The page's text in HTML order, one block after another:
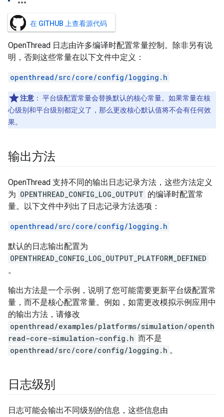
在 GITHUB 上查看源代码
OpenThread 日志由许多编译时配置常量控制。除非另有说
明，否则这些常量在以下文件中定义：
openthread/src/core/config/logging.h
注意 ： 平台级配置常量会替换默认的核心常量。如果常量在核
心级别和平台级别都定义了，那么更改核心默认值将不会有任何效
果。
输出方法
OpenThread 支持不同的输出日志记录方法，这些方法定义
为 OPENTHREAD_CONFIG_LOG_OUTPUT 的编译时配置常
量。以下文件中列出了日志记录方法选项：
openthread/src/core/config/logging.h
默认的日志输出配置为
OPENTHREAD_CONFIG_LOG_OUTPUT_PLATFORM_DEFINED
。
输出方法是一个示例，说明了您可能需要更新平台级配置常
量，而不是核心配置常量。例如，如需更改模拟示例应用中
的输出方法，请修改
openthread/examples/platforms/simulation/openth
read-core-simulation-config.h 而不是
openthread/src/core/config/logging.h 。
日志级别
日志可能会输出不同级别的信息，这些信息由